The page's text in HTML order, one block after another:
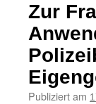
Zur
Publiziert am